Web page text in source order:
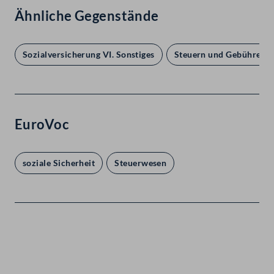
Ähnliche Gegenstände
Sozialversicherung VI. Sonstiges Steuern und Gebühren
EuroVoc
soziale Sicherheit Steuerwesen